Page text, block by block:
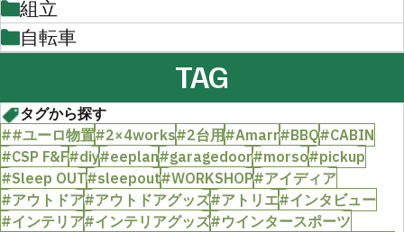
組立
自転車
TAG
タグから探す
##ユーロ物置#2×4works#2台用#Amarr#BBQ#CABIN
#CSP F&F#diy#eeplan#garagedoor#morso#pickup
#Sleep OUT#sleepout#WORKSHOP#アイディア
#アウトドア#アウトドアグッズ#アトリエ#インタビュー
#インテリア#インテリアグッズ#ウインタースポーツ